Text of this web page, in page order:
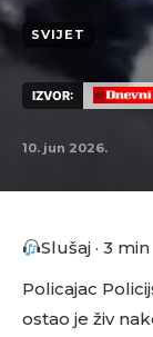
SVIJET
IZVOR:
10. jun 2026.
Slušaj · 3 min
Policajac
ostao je živ